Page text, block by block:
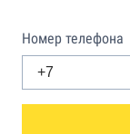
Номер телефона